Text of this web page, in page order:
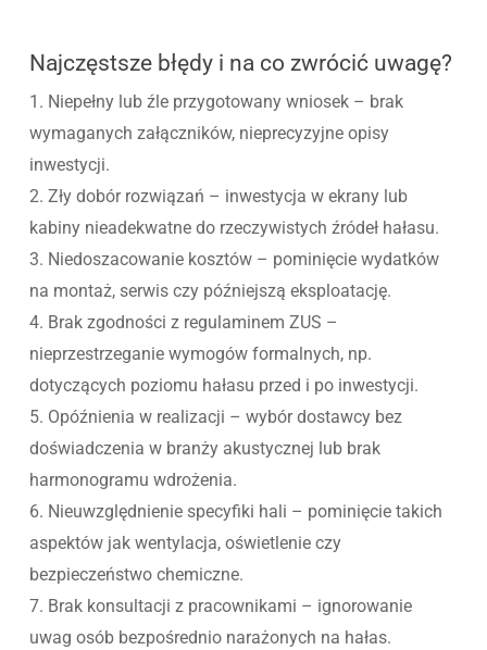
Najczęstsze błędy i na co zwrócić uwagę?
1. Niepełny lub źle przygotowany wniosek – brak
wymaganych załączników, nieprecyzyjne opisy
inwestycji.
2. Zły dobór rozwiązań – inwestycja w ekrany lub
kabiny nieadekwatne do rzeczywistych źródeł hałasu.
3. Niedoszacowanie kosztów – pominięcie wydatków
na montaż, serwis czy późniejszą eksploatację.
4. Brak zgodności z regulaminem ZUS –
nieprzestrzeganie wymogów formalnych, np.
dotyczących poziomu hałasu przed i po inwestycji.
5. Opóźnienia w realizacji – wybór dostawcy bez
doświadczenia w branży akustycznej lub brak
harmonogramu wdrożenia.
6. Nieuwzględnienie specyfiki hali – pominięcie takich
aspektów jak wentylacja, oświetlenie czy
bezpieczeństwo chemiczne.
7. Brak konsultacji z pracownikami – ignorowanie
uwag osób bezpośrednio narażonych na hałas.